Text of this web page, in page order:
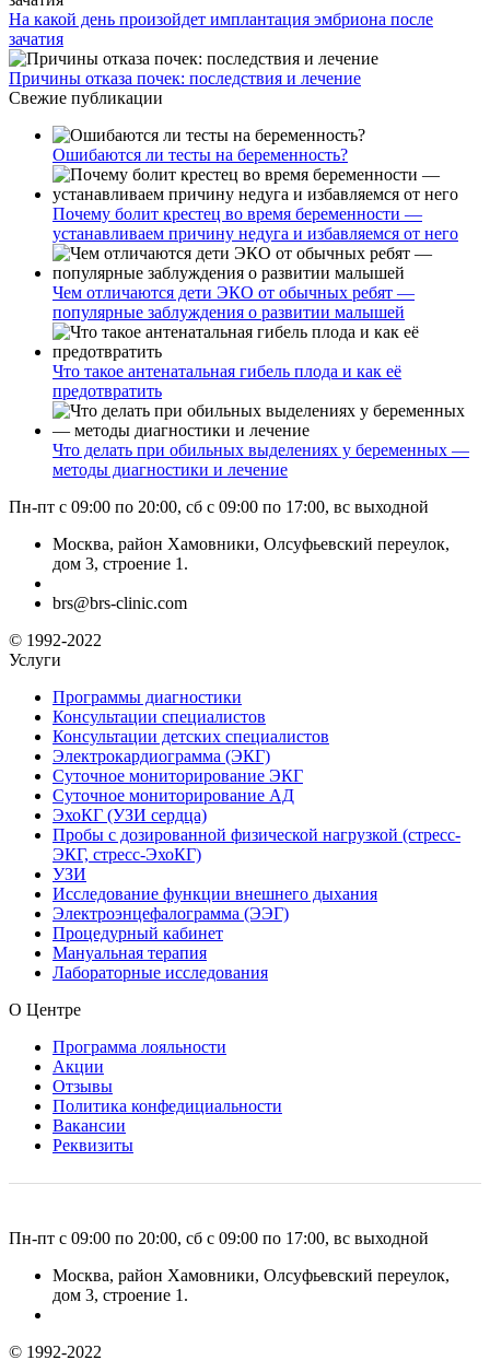
На какой день произойдет имплантация эмбриона после
зачатия
Причины отказа почек: последствия и лечение
Свежие публикации
Ошибаются ли тесты на беременность?
Почему болит крестец во время беременности —
устанавливаем причину недуга и избавляемся от него
Чем отличаются дети ЭКО от обычных ребят —
популярные заблуждения о развитии малышей
Что такое антенатальная гибель плода и как её
предотвратить
Что делать при обильных выделениях у беременных —
методы диагностики и лечение
Пн-пт с 09:00 по 20:00, сб с 09:00 по 17:00, вс выходной
Москва, район Хамовники, Олсуфьевский переулок,
дом 3, строение 1.
brs@brs-clinic.com
© 1992-2022
Услуги
Программы диагностики
Консультации специалистов
Консультации детских специалистов
Электрокардиограмма (ЭКГ)
Суточное мониторирование ЭКГ
Суточное мониторирование АД
ЭхоКГ (УЗИ сердца)
Пробы с дозированной физической нагрузкой (стресс-
ЭКГ, стресс-ЭхоКГ)
УЗИ
Исследование функции внешнего дыхания
Электроэнцефалограмма (ЭЭГ)
Процедурный кабинет
Мануальная терапия
Лабораторные исследования
О Центре
Программа лояльности
Акции
Отзывы
Политика конфедициальности
Вакансии
Реквизиты
Пн-пт с 09:00 по 20:00, сб с 09:00 по 17:00, вс выходной
Москва, район Хамовники, Олсуфьевский переулок,
дом 3, строение 1.
© 1992-2022